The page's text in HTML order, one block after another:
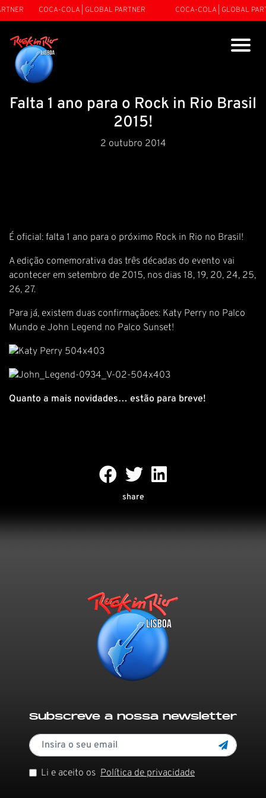
COCA-COLA | GLOBAL PARTNER COCA-COLA | GLOBAL
Falta 1 ano para o Rock in Rio Brasil
2015!
2 outubro 2014
É oficial: falta 1 ano para o próximo Rock in Rio no Brasil!
A edição comemorativa das três décadas do evento vai
acontecer em setembro de 2015, nos dias 18, 19, 20, 24, 25,
26, 27.
Para já, existem duas confirmaçãoes: Katy Perry no Palco
Mundo e John Legend no Palco Sunset!
Quanto a mais novidades… estão para breve!
share
Subscreve a nossa newsletter
Li e aceito os Política de privacidade